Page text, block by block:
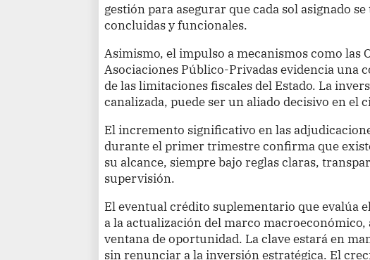
gestión para asegurar que cada sol asignado
concluidas y funcionales.
Asimismo, el impulso a mecanismos como las
Asociaciones Público-Privadas evidencia una
de las limitaciones fiscales del Estado. La
canalizada, puede ser un aliado decisivo en el
El incremento significativo en las
durante el primer trimestre confirma que
su alcance, siempre bajo reglas claras,
supervisión.
El eventual crédito suplementario que evalúa
a la actualización del marco
ventana de oportunidad. La clave estará en
sin renunciar a la inversión estratégica. El